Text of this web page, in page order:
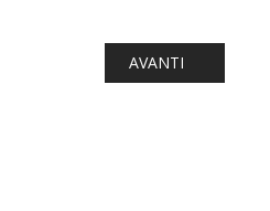
FERROVIE: I TAFARTICOLO
AVANTI